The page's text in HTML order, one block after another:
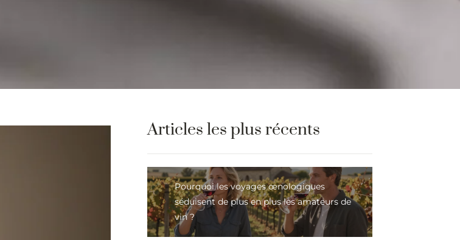
Articles les plus récents
Pourquoi les voyages œnologiques
séduisent de plus en plus les amateurs de
vin ?